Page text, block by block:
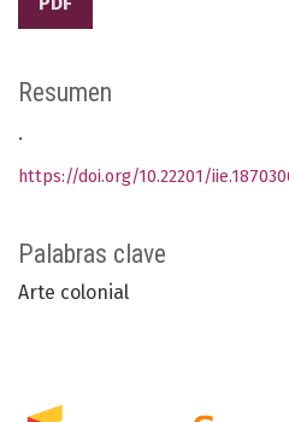
Palabras clave
Arte colonial
Resumen
.
https://doi.org/10.22201/